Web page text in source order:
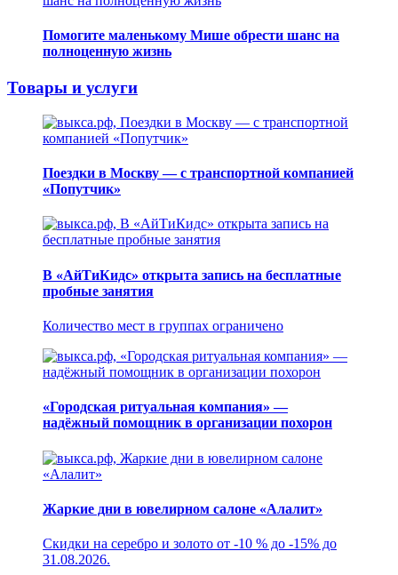
Помогите маленькому Мише обрести шанс на
полноценную жизнь
Товары и услуги
Поездки в Москву — с транспортной компанией
«Попутчик»
В «АйТиКидс» открыта запись на бесплатные
пробные занятия
Количество мест в группах ограничено
«Городская ритуальная компания» —
надёжный помощник в организации похорон
Жаркие дни в ювелирном салоне «Алалит»
Скидки на серебро и золото от -10 % до -15% до
31.08.2026.